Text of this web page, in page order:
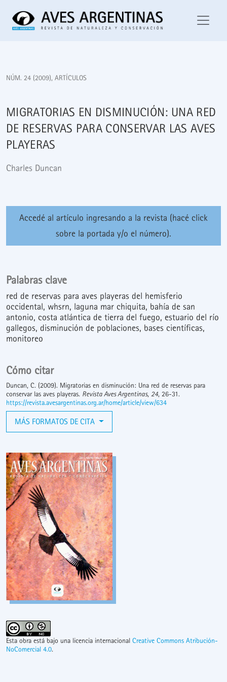
Migratorias en disminución: Una red de reservas para
NÚM. 24 (2009), ARTÍCULOS
MIGRATORIAS EN DISMINUCIÓN: UNA RED
DE RESERVAS PARA CONSERVAR LAS AVES
PLAYERAS
Charles Duncan
Palabras clave
red de reservas para aves playeras del hemisferio
occidental whsrn laguna mar chiquita bahía de san
antonio costa atlántica de tierra del fuego estuario del río
gallegos disminución de poblaciones bases científicas
monitoreo
Cómo citar
Duncan, C. (2009). Migratorias en disminución: Una red de reservas para
conservar las aves playeras. Revista Aves Argentinas, 24, 26-31.
https://revista.avesargentinas.org.ar/home/article/view/634
MÁS FORMATOS DE CITA
Accedé al artículo ingresando a la revista (hacé click
sobre la portada y/o el número).
Esta obra está bajo una licencia internacional Creative Commons Atribución-
NoComercial 4.0.